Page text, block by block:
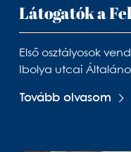
Látogatók a
Első osztályosok
Ibolya utcai
Tovább olvasom